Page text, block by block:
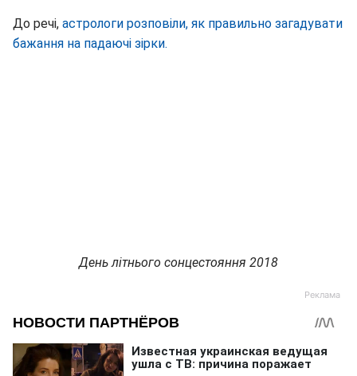
До речі, астрологи розповіли, як правильно загадувати
бажання на падаючі зірки.
День літнього сонцестояння 2018